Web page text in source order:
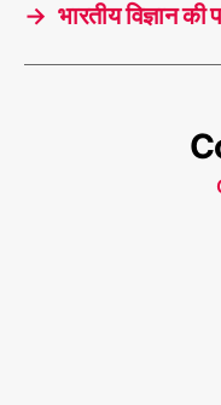
→ भारतीय विज्ञान की